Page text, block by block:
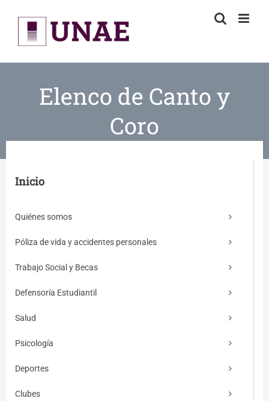
content
Elenco de Canto y
Coro
Inicio
Quiénes somos
Póliza de vida y accidentes personales
Trabajo Social y Becas
Defensoría Estudiantil
Salud
Psicología
Deportes
Clubes